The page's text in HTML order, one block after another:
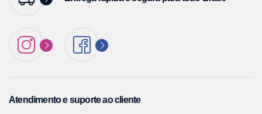
Atendimento e suporte ao cliente